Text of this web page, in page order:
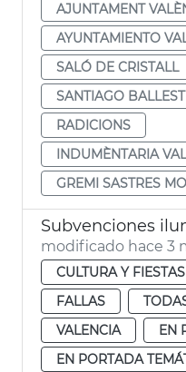
AJUNTAMENT
AYUNTAMIENTO
SALÓ DE CRISTALL
SANTIAGO
RADICIONS
INDUMÈNTARIA
GREMI SASTRES
modificado hace 3
CULTURA Y
FALLAS
VALENCIA
EN
EN PORTADA